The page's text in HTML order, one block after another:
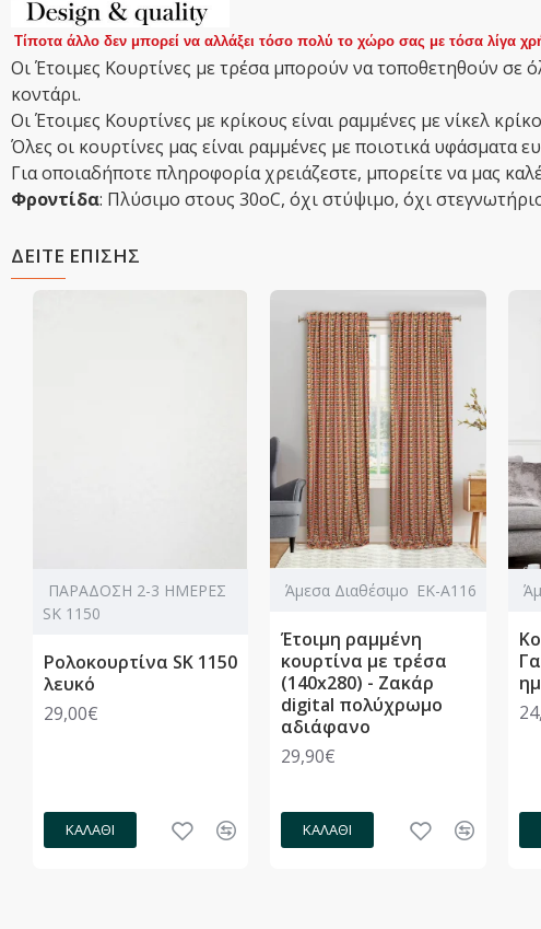
Τίποτα άλλο δεν μπορεί να αλλάξει τόσο πολύ το χώρο σας με τόσα λίγα
Οι Έτοιμες Κουρτίνες με τρέσα μπορούν να τοποθετηθούν σε
κοντάρι.
Οι Έτοιμες Κουρτίνες με κρίκους είναι ραμμένες με νίκελ
Όλες οι κουρτίνες μας είναι ραμμένες με ποιοτικά υφάσματα
Για οποιαδήποτε πληροφορία χρειάζεστε, μπορείτε να μας
Φροντίδα: Πλύσιμο στους 30οC, όχι στύψιμο, όχι
ΔΕΙΤΕ ΕΠΙΣΗΣ
ΠΑΡΑΔΟΣΗ 2-3 ΗΜΕΡΕΣ
SK 1150
Ρολοκουρτίνα SK 1150
λευκό
29,00€
ΚΑΛΆΘΙ
Άμεσα Διαθέσιμο ΕΚ-Α116
Έτοιμη ραμμένη
κουρτίνα με τρέσα
(140x280) - Ζακάρ
digital πολύχρωμο
αδιάφανο
29,90€
ΚΑΛΆΘΙ